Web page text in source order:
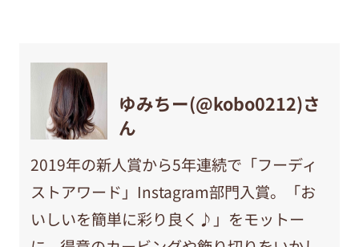
ゆみちー(@kobo0212)さ
ん
2019年の新人賞から5年連続で「フーディ
ストアワード」Instagram部門入賞。「お
いしいを簡単に彩り良く♪」をモットー